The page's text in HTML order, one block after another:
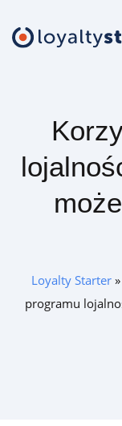
Zasoby
Loyalty Starter »
programu